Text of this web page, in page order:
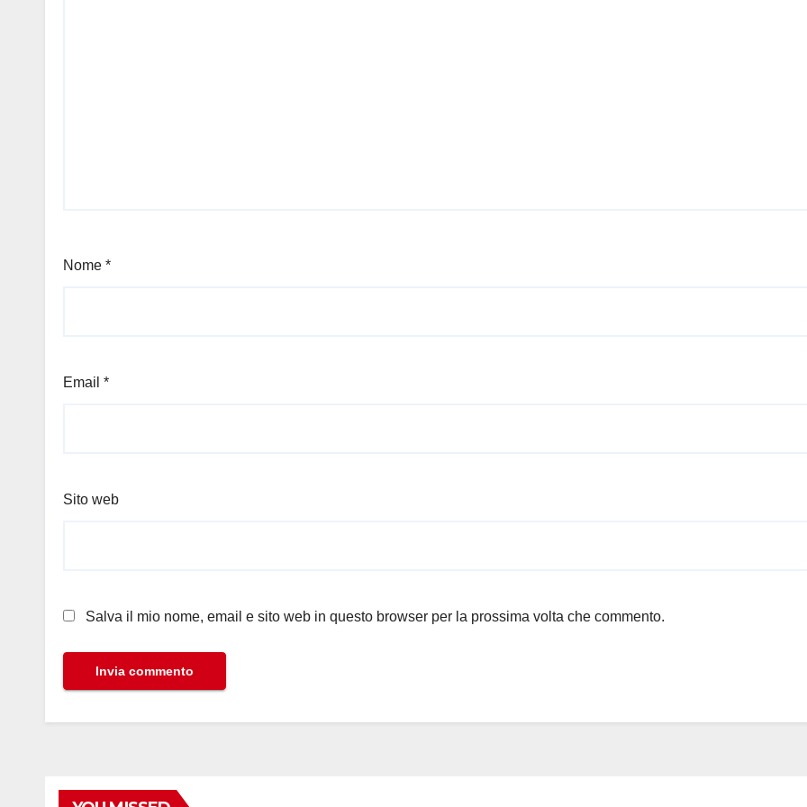
Nome *
Email *
Sito web
Salva il mio nome, email e sito web in questo browser per la prossima volta che commento.